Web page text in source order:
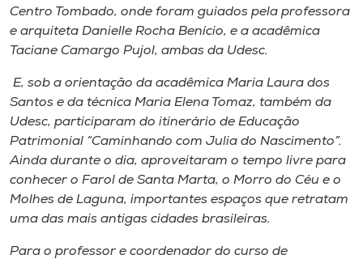
Centro Tombado, onde foram guiados pela professora
e arquiteta Danielle Rocha Benício, e a acadêmica
Taciane Camargo Pujol, ambas da Udesc.
E, sob a orientação da acadêmica Maria Laura dos
Santos e da técnica Maria Elena Tomaz, também da
Udesc, participaram do itinerário de Educação
Patrimonial “Caminhando com Julia do Nascimento”.
Ainda durante o dia, aproveitaram o tempo livre para
conhecer o Farol de Santa Marta, o Morro do Céu e o
Molhes de Laguna, importantes espaços que retratam
uma das mais antigas cidades brasileiras.
Para o professor e coordenador do curso de